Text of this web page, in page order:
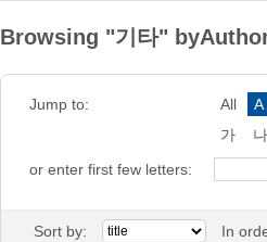
Browsing "기타"
Jump to: All A
가
나
or enter first few letters:
Sort by: In